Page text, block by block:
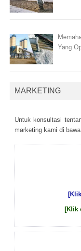
Yang
MARKETING
Untuk kоnsultаsі
mаrkеtіng kаmі dі
[Klik